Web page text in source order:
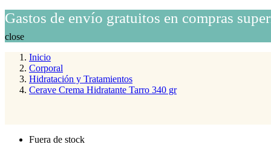
Gastos de envío gratuitos en compras
close
Inicio
Corporal
Hidratación y Tratamientos
Cerave Crema Hidratante Tarro 340 gr
Fuera de stock